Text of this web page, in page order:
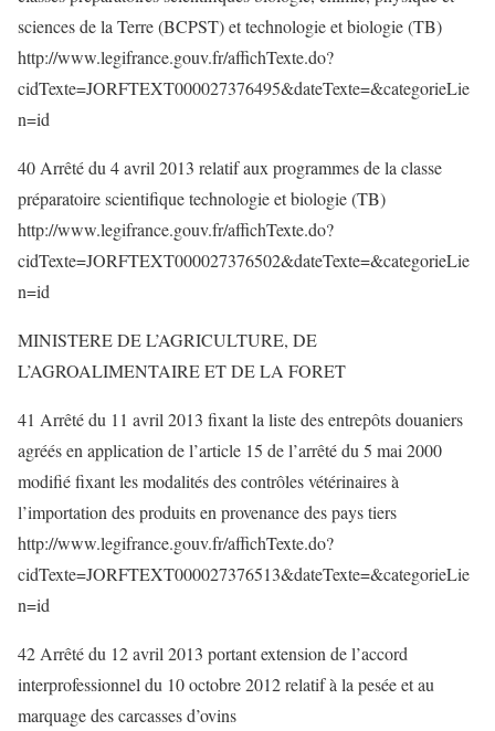
sciences de la Terre (BCPST) et technologie et biologie (TB)
http://www.legifrance.gouv.fr/affichTexte.do?
cidTexte=JORFTEXT000027376495&dateTexte=&categorieLie
n=id
40 Arrêté du 4 avril 2013 relatif aux programmes de la classe
préparatoire scientifique technologie et biologie (TB)
http://www.legifrance.gouv.fr/affichTexte.do?
cidTexte=JORFTEXT000027376502&dateTexte=&categorieLie
n=id
MINISTERE DE L’AGRICULTURE, DE
L’AGROALIMENTAIRE ET DE LA FORET
41 Arrêté du 11 avril 2013 fixant la liste des entrepôts douaniers
agréés en application de l’article 15 de l’arrêté du 5 mai 2000
modifié fixant les modalités des contrôles vétérinaires à
l’importation des produits en provenance des pays tiers
http://www.legifrance.gouv.fr/affichTexte.do?
cidTexte=JORFTEXT000027376513&dateTexte=&categorieLie
n=id
42 Arrêté du 12 avril 2013 portant extension de l’accord
interprofessionnel du 10 octobre 2012 relatif à la pesée et au
marquage des carcasses d’ovins